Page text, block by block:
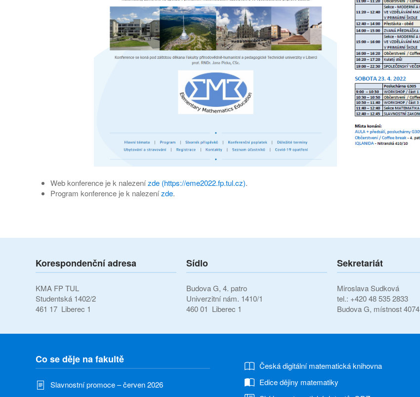
Web konference je k nalezenízde (https://eme2022.fp.tul.cz).
Program konference je k nalezenízde.
Korespondenční adresa
KMA FP TUL
Studentská 1402/2
461 17 Liberec 1
Sídlo
Budova G, 4. patro
Univerzitní nám. 1410/1
460 01 Liberec 1
Sekretariát
Miroslava Sudková
tel.: +420 48 535 2833
Budova G, místnost 4074
Co se děje na fakultě
Slavnostní promoce – červen 2026
Česká digitální matematická knihovna
Edice dějiny matematiky